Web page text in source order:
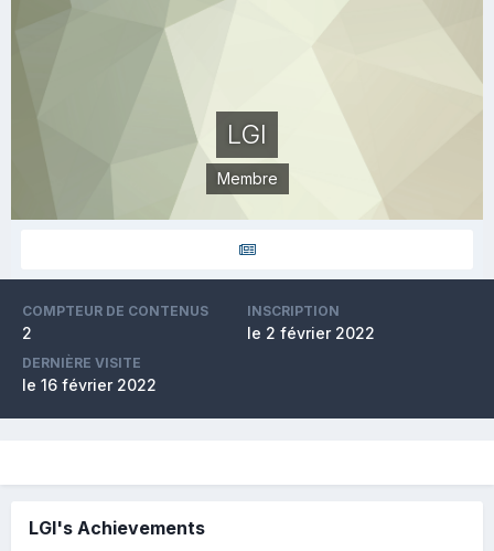
LGI
Membre
COMPTEUR DE CONTENUS
2
INSCRIPTION
le 2 février 2022
DERNIÈRE VISITE
le 16 février 2022
LGI's Achievements